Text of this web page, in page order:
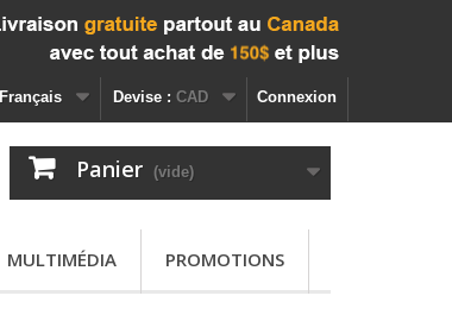
Connexion
Devise : CAD
Français
Panier (vide)
MULTIMÉDIA PROMOTIONS